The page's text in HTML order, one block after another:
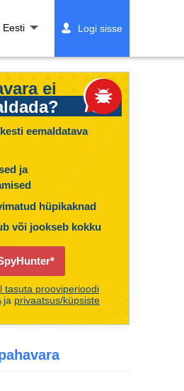
Eesti Logi sisse
ei
eemaldatava
ja
hüpikaknad
või jookseb kokku
tasuta prooviperioodi
ja privaatsus/küpsiste